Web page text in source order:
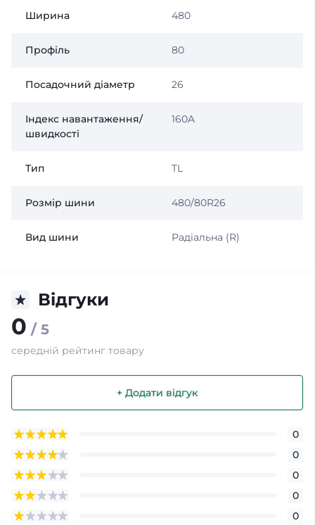
Ширина 480
Профіль 80
Посадочний діаметр 26
Індекс навантаження/
швидкості
160A
Тип TL
Розмір шини 480/80R26
Вид шини Радіальна (R)
Відгуки
0 / 5
середній рейтинг товару
+ Додати відгук
0
0
0
0
0